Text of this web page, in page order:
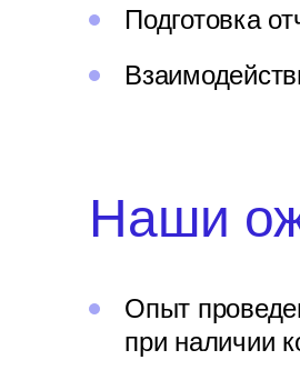
Подготовка
Наши
Опыт
при наличии